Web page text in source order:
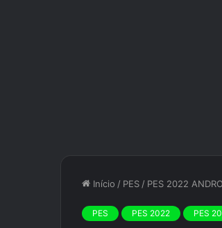
Início / PES / PES 2022
PES PES 2022 PES